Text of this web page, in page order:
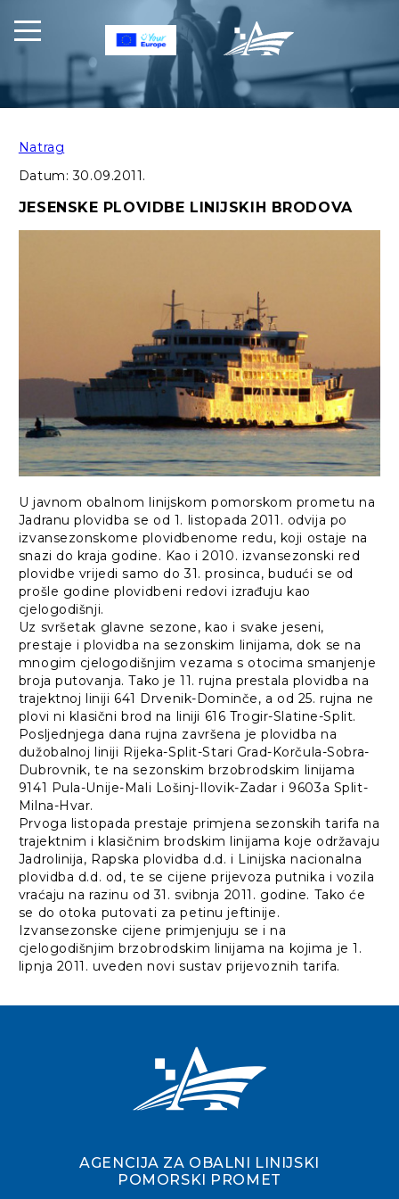
Natrag
Datum:30.09.2011.
JESENSKE PLOVIDBE LINIJSKIH BRODOVA
U javnom obalnom linijskom pomorskom prometu na
Jadranu plovidba se od 1. listopada 2011. odvija po
izvansezonskome plovidbenome redu, koji ostaje na
snazi do kraja godine. Kao i 2010. izvansezonski red
plovidbe vrijedi samo do 31. prosinca, budući se od
prošle godine plovidbeni redovi izrađuju kao
cjelogodišnji.
Uz svršetak glavne sezone, kao i svake jeseni,
prestaje i plovidba na sezonskim linijama, dok se na
mnogim cjelogodišnjim vezama s otocima smanjenje
broja putovanja. Tako je 11. rujna prestala plovidba na
trajektnoj liniji 641 Drvenik-Dominče, a od 25. rujna ne
plovi ni klasični brod na liniji 616 Trogir-Slatine-Split.
Posljednjega dana rujna završena je plovidba na
dužobalnoj liniji Rijeka-Split-Stari Grad-Korčula-Sobra-
Dubrovnik, te na sezonskim brzobrodskim linijama
9141 Pula-Unije-Mali Lošinj-Ilovik-Zadar i 9603a Split-
Milna-Hvar.
Prvoga listopada prestaje primjena sezonskih tarifa na
trajektnim i klasičnim brodskim linijama koje održavaju
Jadrolinija, Rapska plovidba d.d. i Linijska nacionalna
plovidba d.d. od, te se cijene prijevoza putnika i vozila
vraćaju na razinu od 31. svibnja 2011. godine. Tako će
se do otoka putovati za petinu jeftinije.
Izvansezonske cijene primjenjuju se i na
cjelogodišnjim brzobrodskim linijama na kojima je 1.
lipnja 2011. uveden novi sustav prijevoznih tarifa.
AGENCIJA ZA OBALNI LINIJSKI
POMORSKI PROMET